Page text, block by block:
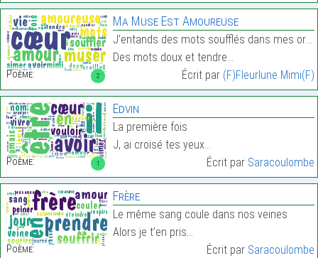
2
Poème:
Ma Muse Est Amoureuse
J’entands des mots soufflés dans mes oreilles
Des mots doux et tendre…
Écrit par (F)Fleurlune Mimi(F)
1
Poème:
Edvin
La première fois
J, ai croisé tes yeux…
Écrit par Saracoulombe
Poème:
Frère
Le même sang coule dans nos veines
Alors je t’en pris…
Écrit par Saracoulombe